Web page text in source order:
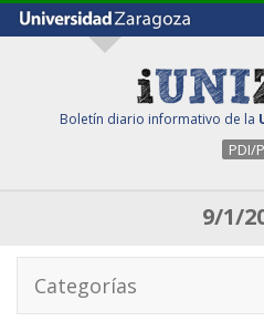
Boletín diario informativo de la
PDI/
9/1/
Categorías